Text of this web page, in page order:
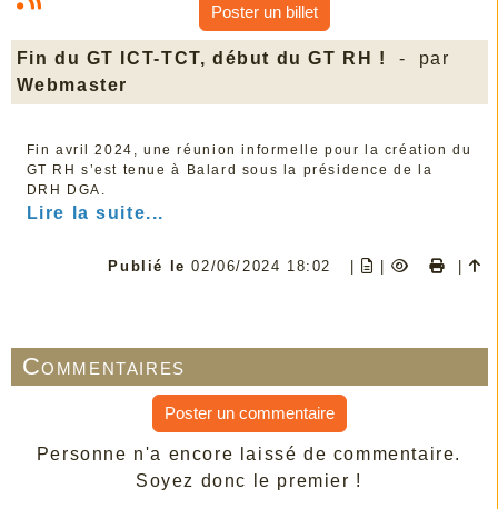
Poster un billet
Fin du GT ICT-TCT, début du GT RH !
- par
Webmaster
Fin avril 2024, une réunion informelle pour la création du
GT RH s’est tenue à Balard sous la présidence de la
DRH DGA.
Lire la suite...
Publié le02/06/2024 18:02 | | |
Commentaires
Poster un commentaire
Personne n'a encore laissé de commentaire.
Soyez donc le premier !